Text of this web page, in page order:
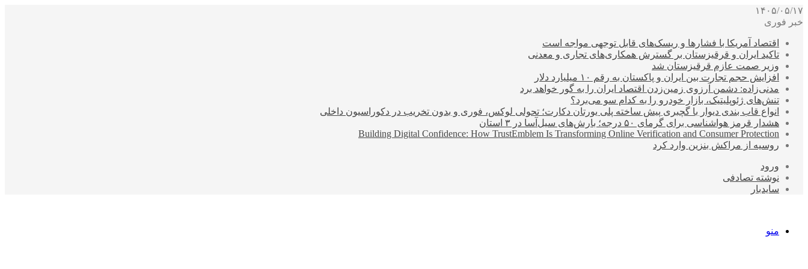
۱۴۰۵/۰۵/۱۷
خبر فوری
اقتصاد آمریکا با فشارها و ریسک‌های قابل توجهی مواجه است
تاکید ایران و قرقیزستان بر گسترش همکاری‌های تجاری و معدنی
وزیر صمت عازم قرقیزستان شد
افزایش حجم تجارت بین ایران و پاکستان به رقم ۱۰ میلیارد دلار
مدنی‌زاده: دشمن آرزوی زمین‌زدن اقتصاد ایران را به گور خواهد برد
تنش‌های ژئوپلیتیک، بازار خودرو را به کدام سو می‌برد؟
انواع قاب بندی دیوار با گچبری پیش ساخته پلی یورتان دکارت؛ تحولی لوکس، فوری و بدون تخریب در دکوراسیون داخلی
هشدار قرمز هواشناسی برای گرمای ۵۰ درجه؛ بارش‌های سیل‌آسا در ۳ استان
Building Digital Confidence: How TrustEmblem Is Transforming Online Verification and Consumer Protection
روسیه از مراکش بنزین وارد کرد
ورود
نوشته تصادفی
سایدبار
منو